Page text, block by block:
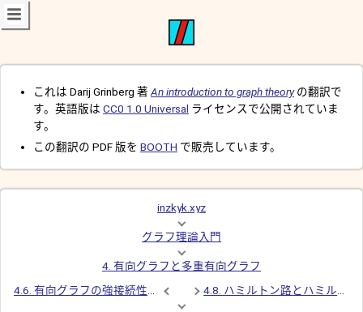
これは Darij Grinberg 著 An introduction to graph theoryの翻訳で
す。英語版は CC0 1.0 Universal ライセンスで公開されていま
す。
この翻訳の PDF 版を BOOTH で販売しています。
inzkyk.xyz
グラフ理論入門
4. 有向グラフと多重有向グラフ